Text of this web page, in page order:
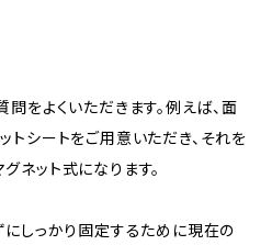
をよくいただきます。例えば、面
トシートをご用意いただき、それを
ネット式になります。
にしっかり固定するために現在の